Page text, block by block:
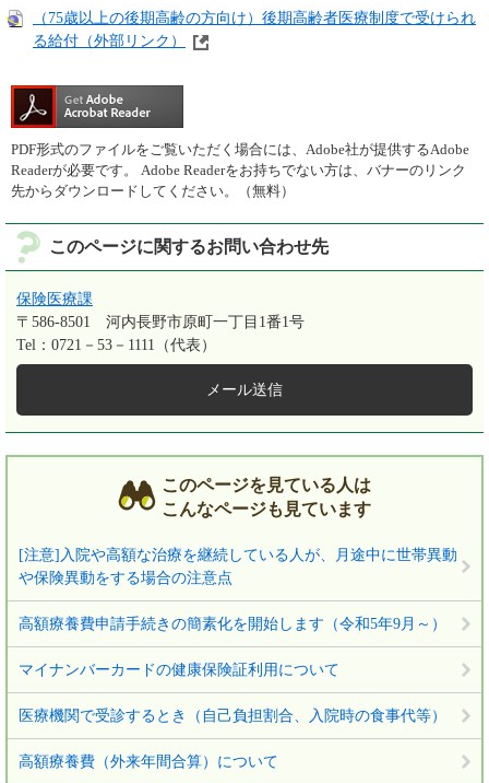
（75歳以上の後期高齢の方向け）後期高齢者医療制度で受けられ
る給付（外部リンク）
PDF形式のファイルをご覧いただく場合には、Adobe社が提供するAdobe
Readerが必要です。
Adobe Readerをお持ちでない方は、バナーのリンク
先からダウンロードしてください。（無料）
このページに関するお問い合わせ先
保険医療課
〒586-8501
河内長野市原町一丁目1番1号
Tel：0721－53－1111（代表）
メール送信
このページを見ている人は
こんなページも見ています
[注意]入院や高額な治療を継続している人が、月途中に世帯異動
や保険異動をする場合の注意点
高額療養費申請手続きの簡素化を開始します（令和5年9月～）
マイナンバーカードの健康保険証利用について
医療機関で受診するとき（自己負担割合、入院時の食事代等）
高額療養費（外来年間合算）について